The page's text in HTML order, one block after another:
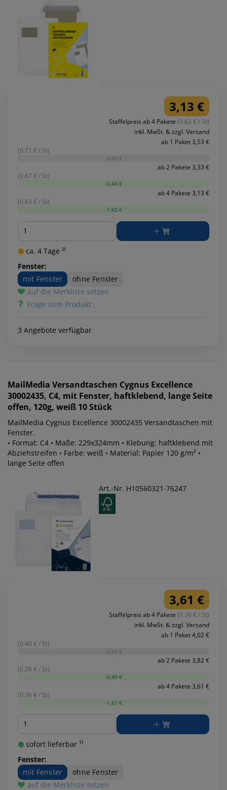
3,13 €
Staffelpreis ab 4 Pakete (0.63 € / St)
inkl. MwSt. & zzgl. Versand
ab 1 Paket 3,53 €
(0.71 € / St)
-0,00 €
ab 2 Pakete 3,33 €
(0.67 € / St)
-0,40 €
ab 4 Pakete 3,13 €
(0.63 € / St)
-1,62 €
Menge
ca. 4 Tage ²⁾
Fenster:
mit Fenster
ohne Fenster
auf die Merkliste setzen
Frage zum Produkt
3 Angebote verfügbar
MailMedia Versandtaschen Cygnus Excellence
30002435, C4, mit Fenster, haftklebend, lange Seite
offen, 120g, weiß 10 Stück
MailMedia Cygnus Excellence 30002435 Versandtaschen mit
Fenster.
• Format: C4 • Maße: 229x324mm • Klebung: haftklebend mit
Abziehstreifen • Farbe: weiß • Material: Papier 120 g/m² •
lange Seite offen
Art.-Nr. H10560321-76247
3,61 €
Staffelpreis ab 4 Pakete (0.36 € / St)
inkl. MwSt. & zzgl. Versand
ab 1 Paket 4,02 €
(0.40 € / St)
-0,00 €
ab 2 Pakete 3,82 €
(0.38 € / St)
-0,40 €
ab 4 Pakete 3,61 €
(0.36 € / St)
-1,67 €
Menge
sofort lieferbar ¹⁾
Fenster:
mit Fenster
ohne Fenster
auf die Merkliste setzen